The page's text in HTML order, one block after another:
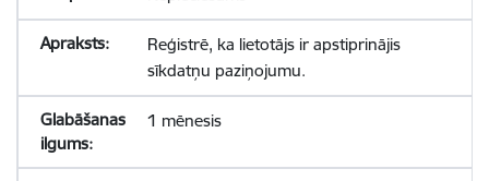
Reģistrē, ka lietotājs ir apstiprinājis
sīkdatņu paziņojumu.
1 mēnesis